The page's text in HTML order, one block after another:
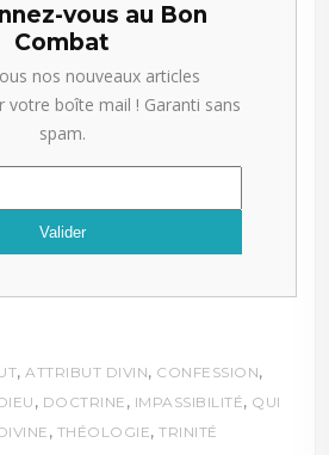
vous au Bon
Combat
nos nouveaux articles
votre boîte mail ! Garanti sans
spam.
,ATTRIBUT DIVIN, CONFESSION,
, DOCTRINE , IMPASSIBILITÉ, QUI
, THÉOLOGIE,TRINITÉ